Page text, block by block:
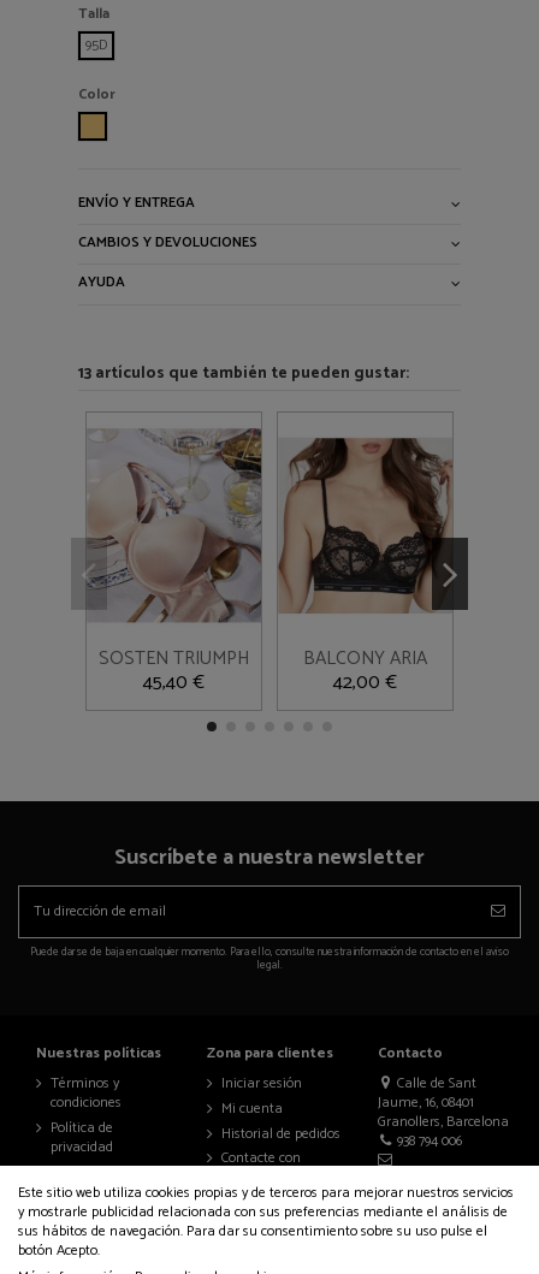
Talla
95D
Color
ENVÍO Y ENTREGA
CAMBIOS Y DEVOLUCIONES
AYUDA
13 artículos que también te pueden gustar:
SOSTEN TRIUMPH
45,40 €
90B
95C
90D
95D
100D
105D
110D

Añadir al
carrito
BALCONY ARIA
GUESS BLANCO
42,00 €
90C
95C
Añadir al
carrito
Suscríbete a nuestra newsletter
Puede darse de baja en cualquier momento. Para ello, consulte nuestra información de contacto en el aviso
legal.
Nuestras políticas
Términos y
condiciones
Política de
privacidad
Aviso legal
Política de cookies
Accesibilidad
Zona para clientes
Iniciar sesión
Mi cuenta
Historial de pedidos
Contacte con
Contacto
Calle de Sant
Jaume, 16, 08401
Granollers, Barcelona
938 794 006
Este sitio web utiliza cookies propias y de terceros para mejorar nuestros servicios
y mostrarle publicidad relacionada con sus preferencias mediante el análisis de
sus hábitos de navegación. Para dar su consentimiento sobre su uso pulse el
botón Acepto.